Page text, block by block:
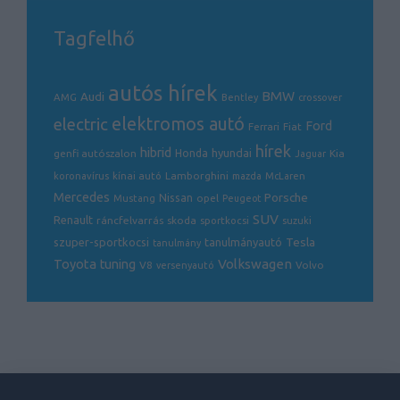
Tagfelhő
AMG Audi autós hírek Bentley BMW crossover
electric elektromos autó Ferrari Fiat Ford
genfi autószalon hibrid Honda hyundai hírek Jaguar Kia
koronavírus kínai autó Lamborghini mazda McLaren
Mercedes Mustang Nissan opel Peugeot Porsche
Renault ráncfelvarrás skoda sportkocsi SUV suzuki
szuper-sportkocsi tanulmány tanulmányautó Tesla
Toyota tuning V8 versenyautó Volkswagen Volvo